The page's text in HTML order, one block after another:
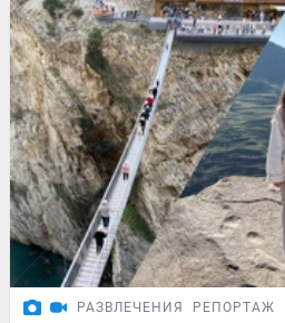
РАЗВЛЕЧЕНИЯ РЕПОРТАЖ